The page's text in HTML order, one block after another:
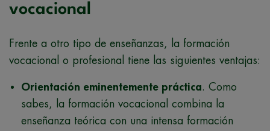
vocacional
Frente a otro tipo de enseñanzas, la formación
vocacional o profesional tiene las siguientes ventajas:
Orientación eminentemente práctica. Como
sabes, la formación vocacional combina la
enseñanza teórica con una intensa formación